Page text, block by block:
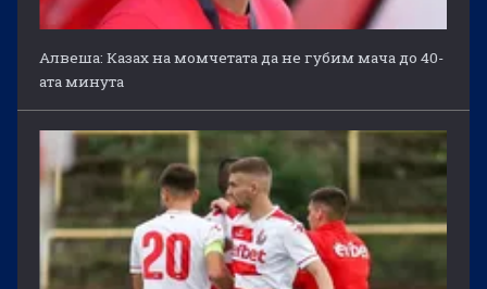
Алвеша: Казах на момчетата да не губим мача до 40-
ата минута